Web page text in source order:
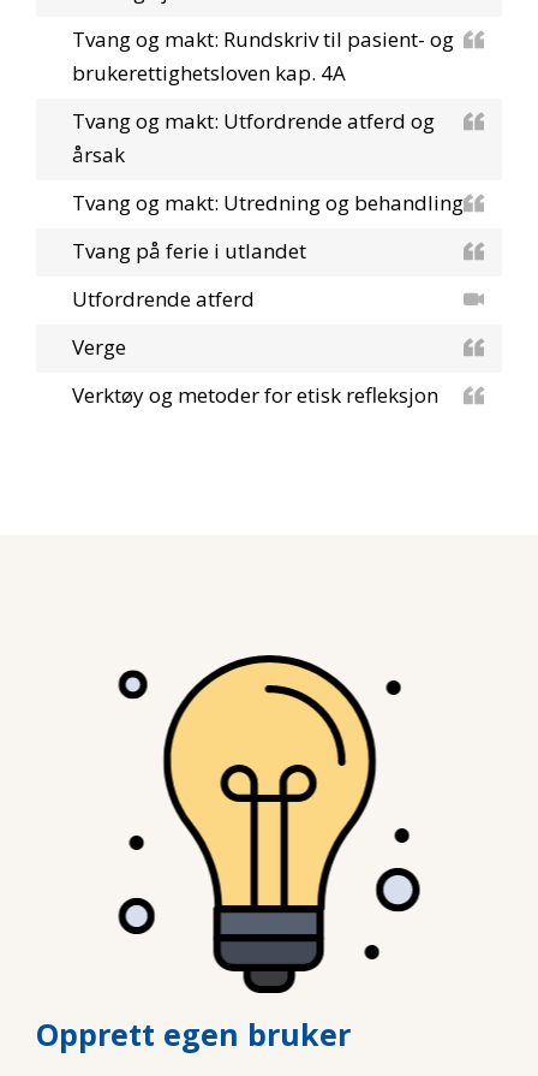
Tvang og makt: Rundskriv til pasient- og
brukerettighetsloven kap. 4A
Tvang og makt: Utfordrende atferd og
årsak
Tvang og makt: Utredning og behandling
Tvang på ferie i utlandet
Utfordrende atferd
Verge
Verktøy og metoder for etisk refleksjon
Opprett egen bruker